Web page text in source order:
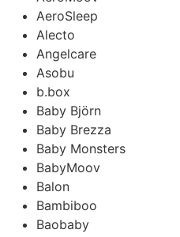
AeroSleep
Alecto
Angelcare
Asobu
b.box
Baby Björn
Baby Brezza
Baby Monsters
BabyMoov
Balon
Bambiboo
Baobaby